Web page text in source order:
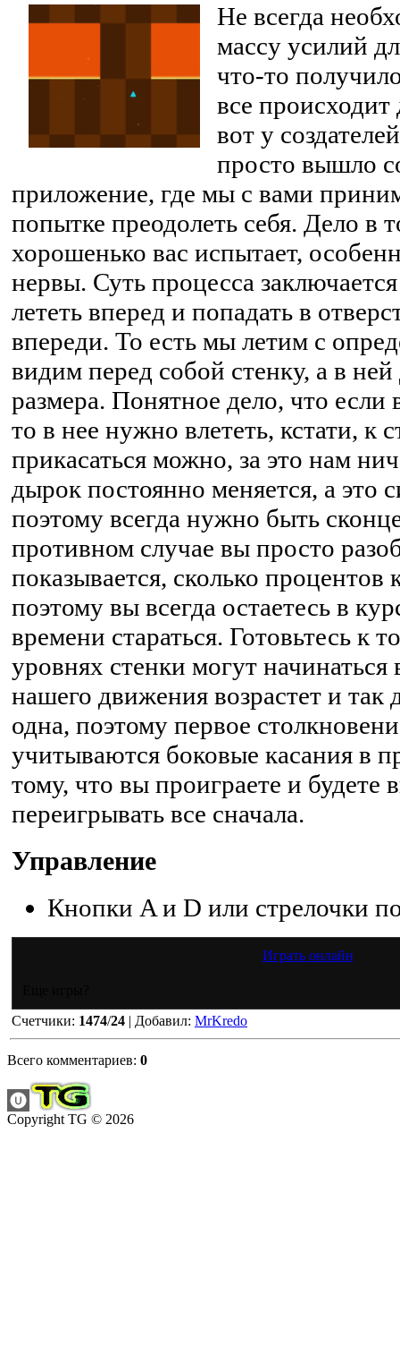
Не всегда
массу усилий
что-то
все происходит
вот у
просто вышло
приложение, где мы с вами
попытке преодолеть себя. Дело в
хорошенько вас испытает,
нервы. Суть процесса
лететь вперед и попадать в
впереди. То есть мы летим с
видим перед собой стенку, а в
размера. Понятное дело, что если
то в нее нужно влететь, кстати, к
прикасаться можно, за это нам
дырок постоянно меняется, а это
поэтому всегда нужно быть
противном случае вы просто
показывается, сколько процентов
поэтому вы всегда остаетесь в
времени стараться. Готовьтесь к
уровнях стенки могут начинаться
нашего движения возрастет и так
одна, поэтому первое
учитываются боковые касания в
тому, что вы проиграете и
переигрывать все сначала.
Управление
Кнопки A и D или стрелочки
Играть онлайн
Счетчики: 1474/24 | Добавил: MrKredo
Всего комментариев: 0
Copyright TG © 2026